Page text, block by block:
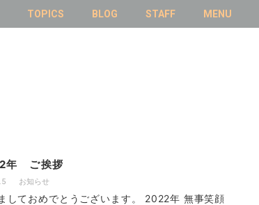
TOPICS BLOG STAFF MENU
年 ご挨拶
お知らせ
しておめでとうございます。 2022年 無事笑顔